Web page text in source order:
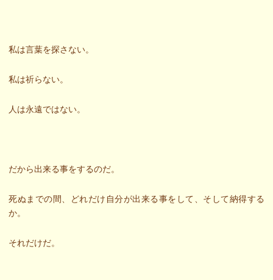
私は言葉を探さない。
私は祈らない。
人は永遠ではない。
だから出来る事をするのだ。
死ぬまでの間、どれだけ自分が出来る事をして、そして納得する
か。
それだけだ。